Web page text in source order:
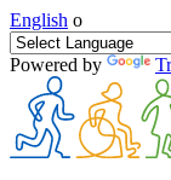
English o
Powered by